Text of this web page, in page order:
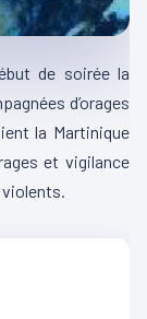
de soirée la
d’orages
la Martinique
et vigilance
violents.